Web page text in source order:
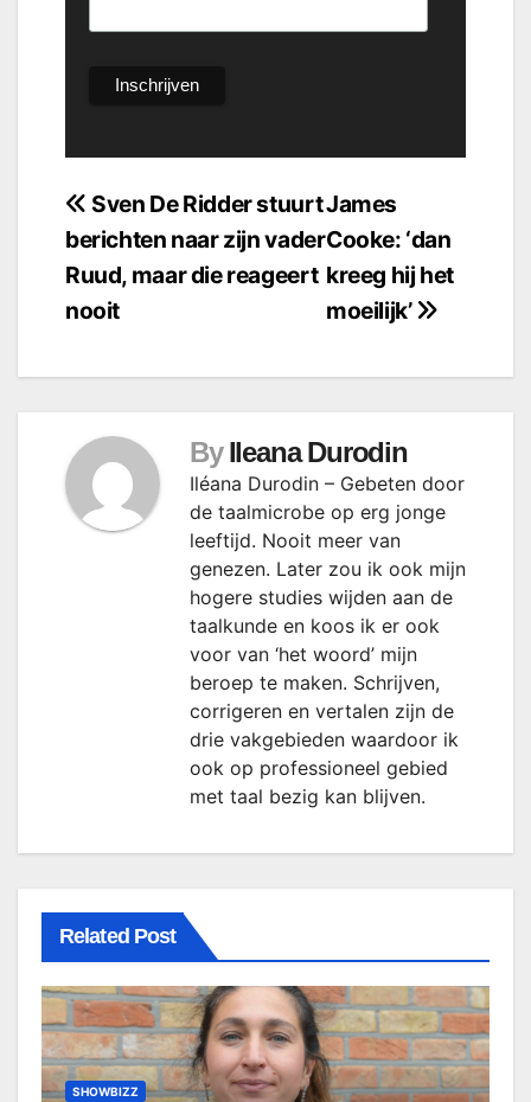
Bericht
navigatie
James
Cooke: ‘dan
kreeg hij het
moeilijk’
Sven De Ridder stuurt
berichten naar zijn vader
Ruud, maar die reageert
nooit
By Ileana Durodin
Iléana Durodin – Gebeten door
de taalmicrobe op erg jonge
leeftijd. Nooit meer van
genezen. Later zou ik ook mijn
hogere studies wijden aan de
taalkunde en koos ik er ook
voor van ‘het woord’ mijn
beroep te maken. Schrijven,
corrigeren en vertalen zijn de
drie vakgebieden waardoor ik
ook op professioneel gebied
met taal bezig kan blijven.
Related Post
SHOWBIZZ